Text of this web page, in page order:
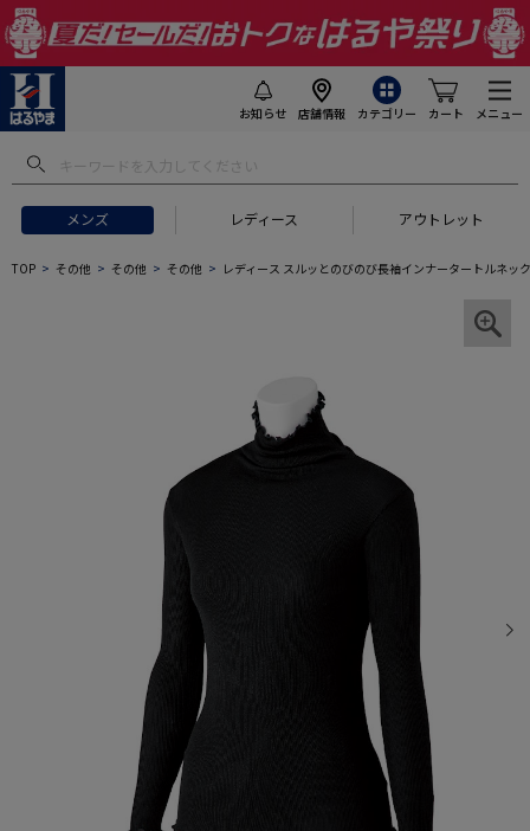
お知らせ 店舗情報 カテゴリー カート メニュー
メンズ レディース アウトレット
TOP その他 その他 その他 レディース スルッとのびのび長袖インナータートルネッ